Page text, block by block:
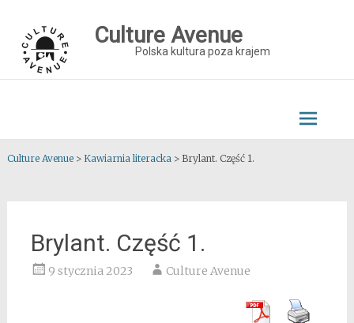
content
Culture Avenue
Polska kultura poza krajem
Culture Avenue> Kawiarnia literacka> Brylant. Część 1.
Brylant. Część 1.
9 stycznia 2023 Culture Avenue